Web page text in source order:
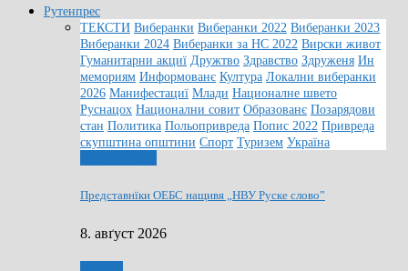
Рутенпрес
ТЕКСТИ Виберанки Виберанки 2022 Виберанки 2023
Виберанки 2024 Виберанки за НС 2022 Вирски живот
Гуманитарни акциї Дружтво Здравство Здруженя Ин
мемориям Информованє Култура Локални виберанки
2026 Манифестациї Млади Националне швето
Руснацох Национални совит Образованє Позарядови
стан Политика Польопривреда Попис 2022 Привреда
скупштина општини Спорт Туризем Україна
Представнїки ОЕБС нащивя „НВУ Руске слово”
8. авґуст 2026